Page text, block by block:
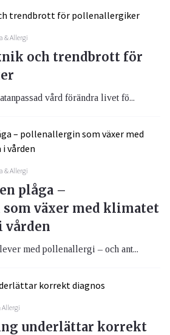
& Allergi
och trendbrott för
vård förändra livet fö...
& Allergi
plåga –
växer med klimatet
vården
med pollenallergi – och ant...
underlättar korrekt